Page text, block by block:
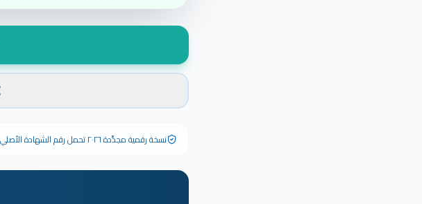
نسخة رقمية مجدَّدة ٢٠٢٦ تحمل رقم الشهادة الأصلي وبياناته كاملة — الشهادة الورقية الأصلية تبقى سارية المفعول.